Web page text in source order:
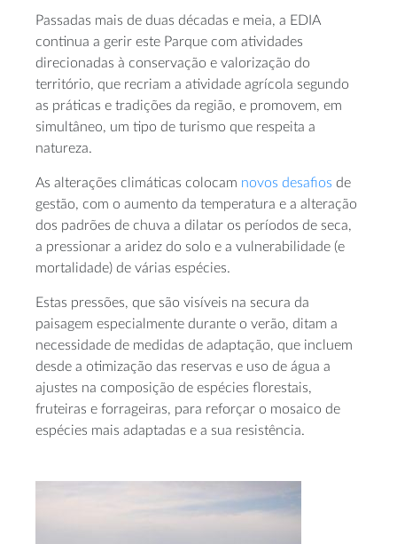
Passadas mais de duas décadas e meia, a EDIA
continua a gerir este Parque com atividades
direcionadas à conservação e valorização do
território, que recriam a atividade agrícola segundo
as práticas e tradições da região, e promovem, em
simultâneo, um tipo de turismo que respeita a
natureza.
As alterações climáticas colocam novos desafios de
gestão, com o aumento da temperatura e a alteração
dos padrões de chuva a dilatar os períodos de seca,
a pressionar a aridez do solo e a vulnerabilidade (e
mortalidade) de várias espécies.
Estas pressões, que são visíveis na secura da
paisagem especialmente durante o verão, ditam a
necessidade de medidas de adaptação, que incluem
desde a otimização das reservas e uso de água a
ajustes na composição de espécies florestais,
fruteiras e forrageiras, para reforçar o mosaico de
espécies mais adaptadas e a sua resistência.